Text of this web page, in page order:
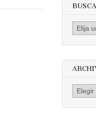
Busca
por
Archivo